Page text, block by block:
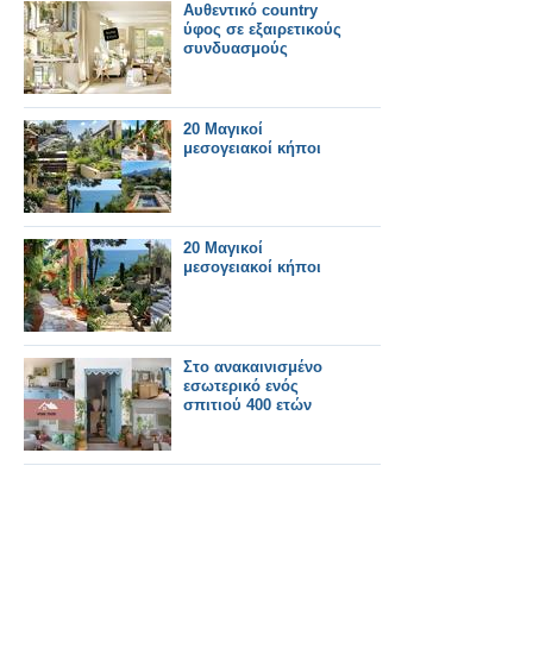
Αυθεντικό country
ύφος σε εξαιρετικούς
συνδυασμούς
20 Μαγικοί
μεσογειακοί κήποι
20 Μαγικοί
μεσογειακοί κήποι
Στο ανακαινισμένο
εσωτερικό ενός
σπιτιού 400 ετών